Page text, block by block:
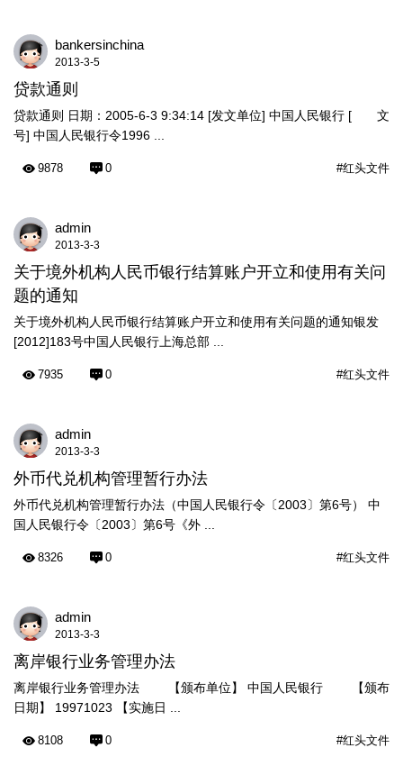
bankersinchina
2013-3-5
贷款通则
贷款通则 日期：2005-6-3 9:34:14 [发文单位] 中国人民银行 [ 文
号] 中国人民银行令1996 ...
#红头文件
9878 0
admin
2013-3-3
关于境外机构人民币银行结算账户开立和使用有关问
题的通知
关于境外机构人民币银行结算账户开立和使用有关问题的通知银发
[2012]183号中国人民银行上海总部 ...
#红头文件
7935 0
admin
2013-3-3
外币代兑机构管理暂行办法
外币代兑机构管理暂行办法（中国人民银行令〔2003〕第6号） 中
国人民银行令〔2003〕第6号《外 ...
#红头文件
8326 0
admin
2013-3-3
离岸银行业务管理办法
离岸银行业务管理办法 【颁布单位】 中国人民银行 【颁布
日期】 19971023 【实施日 ...
#红头文件
8108 0